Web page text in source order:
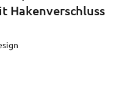
Hakenverschluss